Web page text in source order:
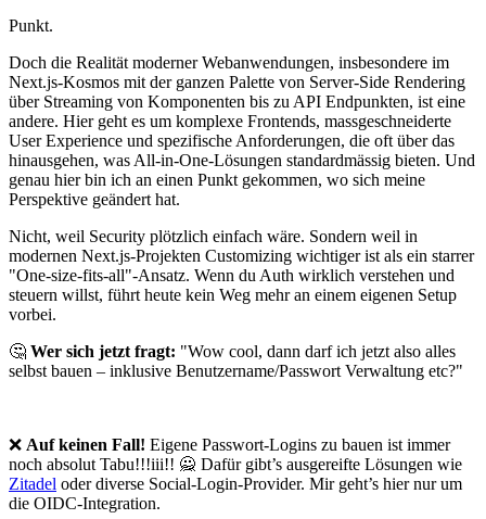
Punkt.
Doch die Realität moderner Webanwendungen, insbesondere im
Next.js-Kosmos mit der ganzen Palette von Server-Side Rendering
über Streaming von Komponenten bis zu API Endpunkten, ist eine
andere. Hier geht es um komplexe Frontends, massgeschneiderte
User Experience und spezifische Anforderungen, die oft über das
hinausgehen, was All-in-One-Lösungen standardmässig bieten. Und
genau hier bin ich an einen Punkt gekommen, wo sich meine
Perspektive geändert hat.
Nicht, weil Security plötzlich einfach wäre. Sondern weil in
modernen Next.js-Projekten Customizing wichtiger ist als ein starrer
"One-size-fits-all"-Ansatz. Wenn du Auth wirklich verstehen und
steuern willst, führt heute kein Weg mehr an einem eigenen Setup
vorbei.
🤔 Wer sich jetzt fragt: "Wow cool, dann darf ich jetzt also alles
selbst bauen – inklusive Benutzername/Passwort Verwaltung etc?"
❌ Auf keinen Fall! Eigene Passwort-Logins zu bauen ist immer
noch absolut Tabu!!!iii!! 🙅 Dafür gibt’s ausgereifte Lösungen wie
Zitadel oder diverse Social-Login-Provider. Mir geht’s hier nur um
die OIDC-Integration.